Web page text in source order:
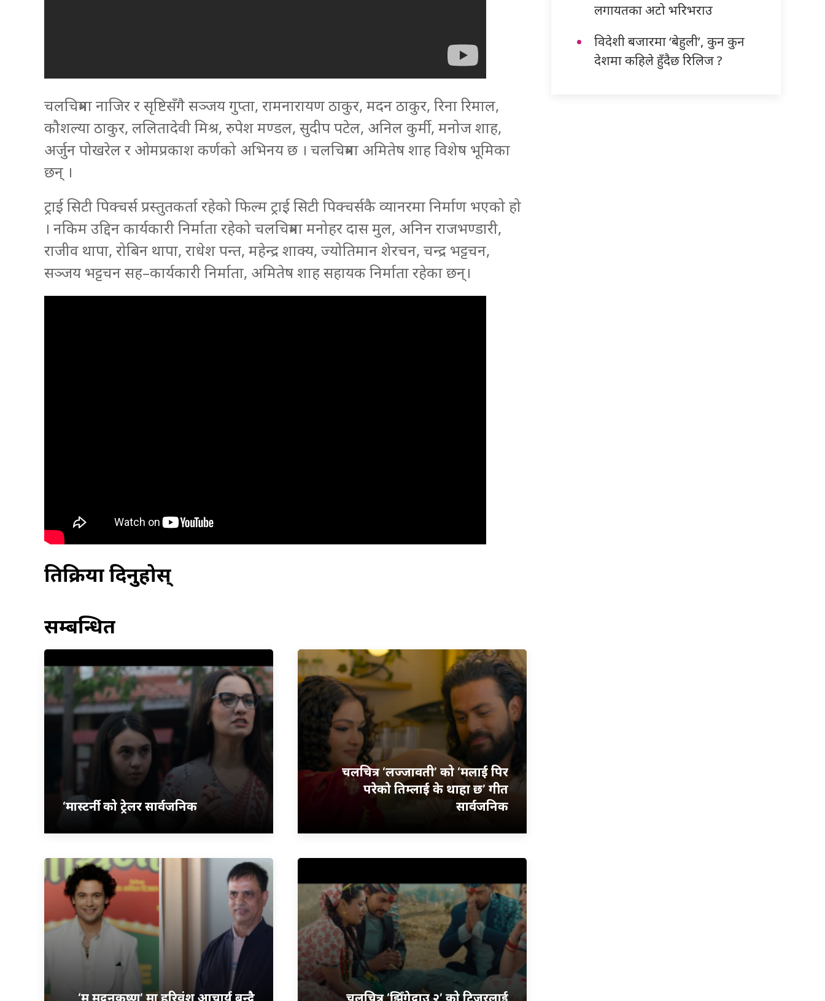
चलचित्रमा नाजिर र सृष्टिसँगै सञ्जय गुप्ता, रामनारायण ठाकुर, मदन ठाकुर, रिना रिमाल,
कौशल्या ठाकुर, ललितादेवी मिश्र, रुपेश मण्डल, सुदीप पटेल, अनिल कुर्मी, मनोज शाह,
अर्जुन पोखरेल र ओमप्रकाश कर्णको अभिनय छ । चलचित्रमा अमितेष शाह विशेष भूमिका
छन् ।
ट्राई सिटी पिक्चर्स प्रस्तुतकर्ता रहेको फिल्म ट्राई सिटी पिक्चर्सकै व्यानरमा निर्माण भएको हो
। नकिम उद्दिन कार्यकारी निर्माता रहेको चलचित्रमा मनोहर दास मुल, अनिन राजभण्डारी,
राजीव थापा, रोबिन थापा, राधेश पन्त, महेन्द्र शाक्य, ज्योतिमान शेरचन, चन्द्र भट्टचन,
सञ्जय भट्टचन सह–कार्यकारी निर्माता, अमितेष शाह सहायक निर्माता रहेका छन्।
प्रतिक्रिया दिनुहोस्
सम्बन्धित
‘मास्टर्नी’ को ट्रेलर सार्वजनिक
चलचित्र ‘लज्जावती’ को ‘मलाई पिर
परेको तिम्लाई के थाहा छ’ गीत
सार्वजनिक
‘म मदनकृष्ण’ मा हरिवंश आचार्य बन्दै चलचित्र ‘झिँगेदाउ २’ को टिजरलाई
लगायतका अटो भरिभराउ
विदेशी बजारमा ‘बेहुली’, कुन कुन
देशमा कहिले हुँदैछ रिलिज ?